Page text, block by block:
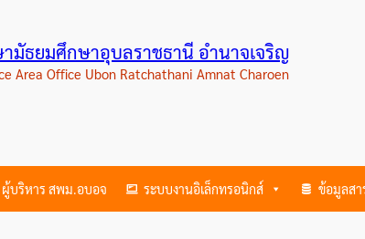
มัธยมศึกษาอุบลราชธานี อำนาจเจริญ
Area Office Ubon Ratchathani Amnat Charoen
ผู้บริหาร สพม.อบอจ ระบบงานอิเล็กทรอนิกส์ ข้อมูลสา